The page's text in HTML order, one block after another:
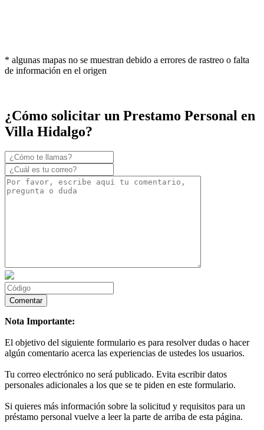
* algunas mapas no se muestran debido a errores de rastreo o falta
de información en el origen
¿Cómo solicitar un Prestamo Personal en
Villa Hidalgo?
Nota Importante:
El objetivo del siguiente formulario es para resolver dudas o hacer
algún comentario acerca las experiencias de ustedes los usuarios.
Tu correo electrónico no será publicado. Evita escribir datos
personales adicionales a los que se te piden en este formulario.
Si quieres más información sobre la solicitud y requisitos para un
préstamo personal vuelve a leer la parte de arriba de esta página.